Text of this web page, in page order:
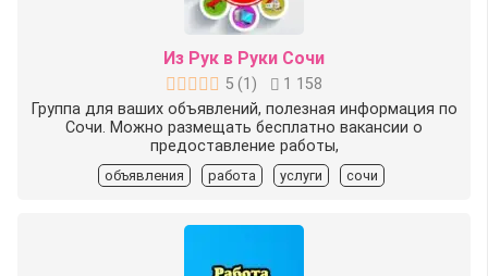
Из Рук в Руки Сочи
5 (1 )
1 158
Группа для ваших объявлений, полезная информация по
Сочи. Можно размещать бесплатно вакансии о
предоставление работы,
объявления работа услуги сочи